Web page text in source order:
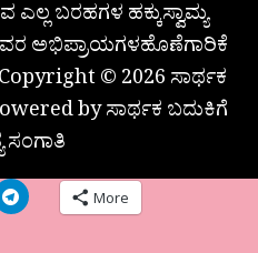
ಬರಹಗಳ ಹಕ್ಕುಸ್ವಾಮ್ಯ
ಅಭಿಪ್ರಾಯಗಳಹೊಣೆಗಾರಿಕೆ
© 2026 ಸಾರ್ಥಕ
by ಸಾರ್ಥಕ ಬದುಕಿಗೆ
ಸಂಗಾತಿ
More